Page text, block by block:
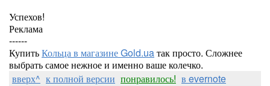
Успехов!
Реклама
------
КупитьКольца в магазине Gold.uaтак просто. Сложнее
выбрать самое нежное и именно ваше колечко.
вверх^ к полной версии понравилось! в evernote